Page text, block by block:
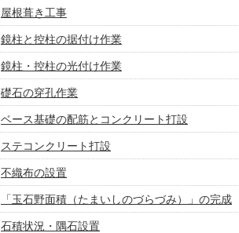
屋根葺き工事
鏡柱と控柱の据付け作業
鏡柱・控柱の光付け作業
礎石の穿孔作業
ベース基礎の配筋とコンクリート打設
ステコンクリート打設
不織布の設置
「玉石野面積（たまいしのづらづみ）」の完成
石積状況・隅石設置